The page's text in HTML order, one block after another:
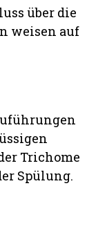
über die
weisen auf
Trichome
Spülung.